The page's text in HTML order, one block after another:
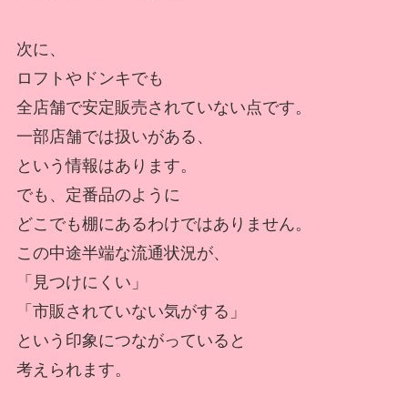
次に、
ロフトやドンキでも
全店舗で安定販売されていない点です。
一部店舗では扱いがある、
という情報はあります。
でも、定番品のように
どこでも棚にあるわけではありません。
この中途半端な流通状況が、
「見つけにくい」
「市販されていない気がする」
という印象につながっていると
考えられます。